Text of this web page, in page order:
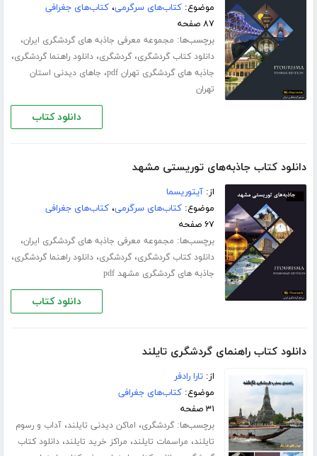
موضوع:کتاب‌های سرگرمی،کتاب‌های جغرافی
۸۷ صفحه
برچسب‌ها: مجموعه معرفی جاذبه های گردشگری ایران،
دانلود کتاب گردشگری،گردشگری،دانلود راهنما گردشگری،
جاذبه های گردشگری تهران pdf ، جاهای دیدنی استان
تهران
دانلود کتاب
دانلود کتاب جاذبه‌های توریستی مشهد
از:آیتوریسما
موضوع:کتاب‌های سرگرمی،کتاب‌های جغرافی
۶۷ صفحه
برچسب‌ها: مجموعه معرفی جاذبه های گردشگری ایران،
دانلود کتاب گردشگری،گردشگری،دانلود راهنما گردشگری،
جاذبه های گردشگری مشهد pdf
دانلود کتاب
دانلود کتاب راهنمای گردشگری تایلند
از:تارا رادفر
موضوع:کتاب‌های جغرافی
۳۱ صفحه
برچسب‌ها:گردشگری، اماکن دیدنی تایلند،آداب و رسوم
تایلند، مراسمات تایلند، مراکز خرید تایلند،دانلود کتاب